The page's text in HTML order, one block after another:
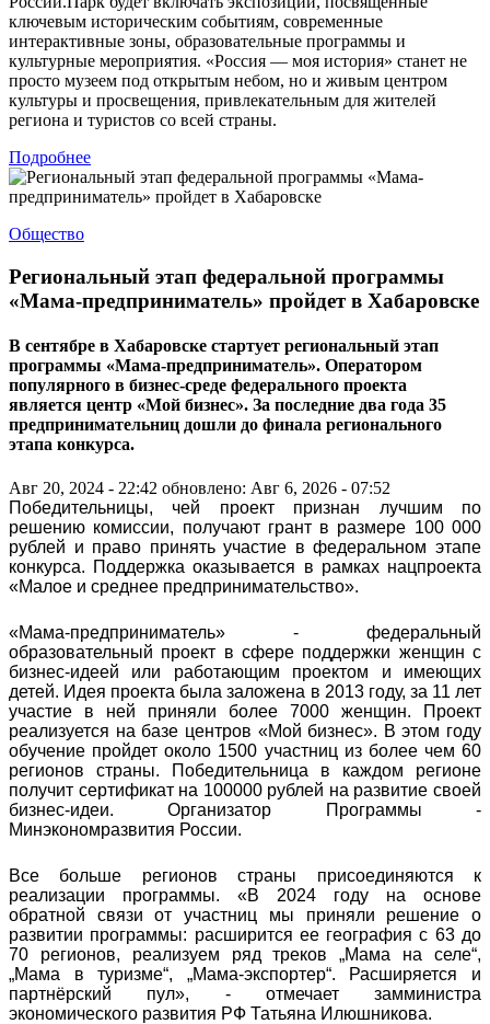
ключевым историческим событиям, современные
интерактивные зоны, образовательные программы и
культурные мероприятия. «Россия — моя история» станет не
просто музеем под открытым небом, но и живым центром
культуры и просвещения, привлекательным для жителей
региона и туристов со всей страны.
Подробнее
Общество
Региональный этап федеральной программы
«Мама-предприниматель» пройдет в Хабаровске
В сентябре в Хабаровске стартует региональный этап
программы «Мама-предприниматель». Оператором
популярного в бизнес-среде федерального проекта
является центр «Мой бизнес». За последние два года 35
предпринимательниц дошли до финала регионального
этапа конкурса.
Авг 20, 2024 - 22:42 обновлено: Авг 6, 2026 - 07:52
Победительницы, чей проект признан лучшим по
решению комиссии, получают грант в размере 100 000
рублей и право принять участие в федеральном этапе
конкурса. Поддержка оказывается в рамках нацпроекта
«Малое и среднее предпринимательство».
«Мама-предприниматель» - федеральный
образовательный проект в сфере поддержки женщин с
бизнес-идеей или работающим проектом и имеющих
детей. Идея проекта была заложена в 2013 году, за 11 лет
участие в ней приняли более 7000 женщин. Проект
реализуется на базе центров «Мой бизнес». В этом году
обучение пройдет около 1500 участниц из более чем 60
регионов страны. Победительница в каждом регионе
получит сертификат на 100000 рублей на развитие своей
бизнес-идеи. Организатор Программы -
Минэкономразвития России.
Все больше регионов страны присоединяются к
реализации программы. «В 2024 году на основе
обратной связи от участниц мы приняли решение о
развитии программы: расширится ее география с 63 до
70 регионов, реализуем ряд треков „Мама на селе“,
„Мама в туризме“, „Мама-экспортер“. Расширяется и
партнёрский пул», - отмечает замминистра
экономического развития РФ Татьяна Илюшникова.